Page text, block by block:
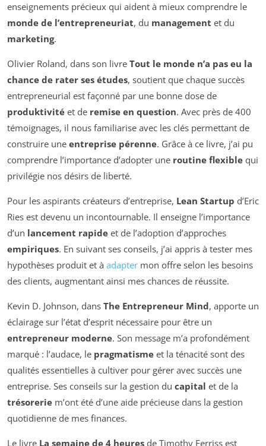
enseignements précieux qui aident à mieux comprendre le
monde de l’entrepreneuriat, du management et du
marketing.
Olivier Roland, dans son livre Tout le monde n’a pas eu la
chance de rater ses études, soutient que chaque succès
entrepreneurial est façonné par une bonne dose de
produktivité et de remise en question. Avec près de 400
témoignages, il nous familiarise avec les clés permettant de
construire une entreprise pérenne. Grâce à ce livre, j’ai pu
comprendre l’importance d’adopter une routine flexible qui
privilégie nos désirs de liberté.
Pour les aspirants créateurs d’entreprise, Lean Startup d’Eric
Ries est devenu un incontournable. Il enseigne l’importance
d’un lancement rapide et de l’adoption d’approches
empiriques. En suivant ses conseils, j’ai appris à tester mes
hypothèses produit et à adapter mon offre selon les besoins
des clients, augmentant ainsi mes chances de réussite.
Kevin D. Johnson, dans The Entrepreneur Mind, apporte un
éclairage sur l’état d’esprit nécessaire pour être un
entrepreneur moderne. Son message m’a profondément
marqué : l’audace, le pragmatisme et la ténacité sont des
qualités essentielles à cultiver pour gérer avec succès une
entreprise. Ses conseils sur la gestion du capital et de la
trésorerie m’ont été d’une aide précieuse dans la gestion
quotidienne de mes finances.
Le livre La semaine de 4 heures de Timothy Ferriss est